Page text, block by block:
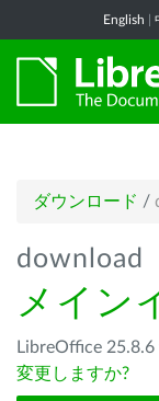
English
ダウンロード /
download
メイン
LibreOffice
変更しますか?